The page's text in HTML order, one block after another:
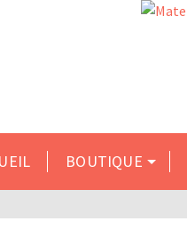
BOUTIQUE